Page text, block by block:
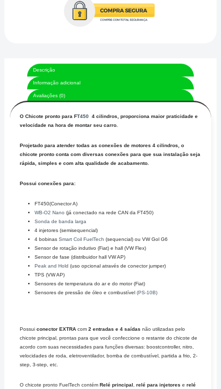
Descrição
Informação adicional
Avaliações (0)
O Chicote pronto para FT450 4 cilindros, proporciona maior praticidade e
velocidade na hora de montar seu carro.
Projetado para atender todas as conexões de motores 4 cilindros, o
chicote pronto conta com diversas conexões para que sua instalação seja
rápida, simples e com alta qualidade de acabamento.
Possui conexões para:
FT450(Conector A)
WB-O2 Nano (já conectado na rede CAN da FT450)
Sonda de banda larga
4 injetores (semisequencial)
4 bobinasSmart Coil FuelTech (sequencial) ou VW Gol G6
Sensor de rotação indutivo (Fiat) e hall (VW Flex)
Sensor de fase (distribuidor hall VW AP)
Peak and Hold (uso opcional através de conector jumper)
TPS (VW AP)
Sensores de temperatura do ar e do motor (Fiat)
Sensores de pressão de óleo e combustível(PS-10B)
Possui conector EXTRA com2 entradas e 4 saídas não utilizadas pelo
chicote principal, prontas para que você confeccione o restante do chicote de
acordo com suas necessidades para funções diversas: boostcontroller, nitro,
velocidades de roda, eletroventilador, bomba de combustível, partida a frio, 2-
step, 3-step, etc.
O chicote pronto FuelTech contémRelé principal,relé para injetores erelé